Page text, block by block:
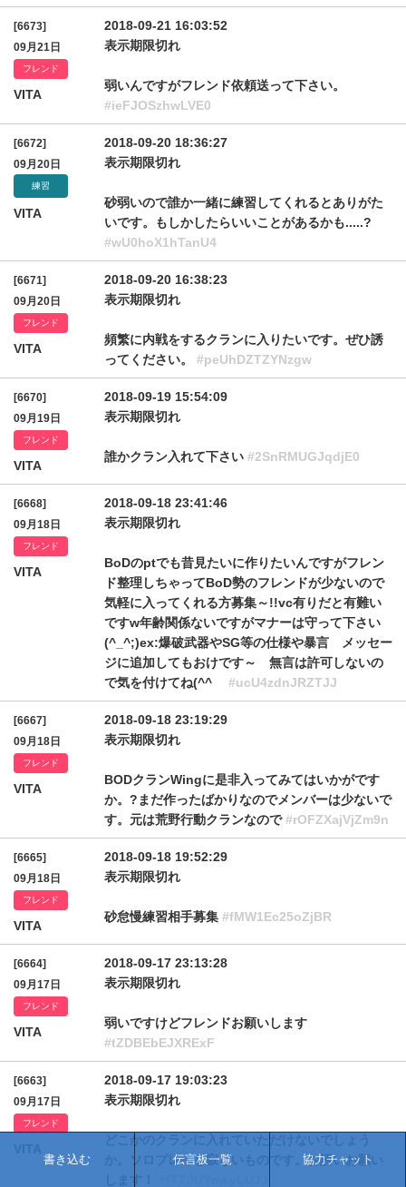
[6673]
09月21日
フレンド
VITA
2018-09-21 16:03:52
表示期限切れ
弱いんですがフレンド依頼送って下さい。
#ieFJOSzhwLVE0
[6672]
09月20日
練習
VITA
2018-09-20 18:36:27
表示期限切れ
砂弱いので誰か一緒に練習してくれるとありがた
いです。もしかしたらいいことがあるかも.....?
#wU0hoX1hTanU4
[6671]
09月20日
フレンド
VITA
2018-09-20 16:38:23
表示期限切れ
頻繁に内戦をするクランに入りたいです。ぜひ誘
ってください。 #peUhDZTZYNzgw
[6670]
09月19日
フレンド
VITA
2018-09-19 15:54:09
表示期限切れ
誰かクラン入れて下さい #2SnRMUGJqdjE0
[6668]
09月18日
フレンド
VITA
2018-09-18 23:41:46
表示期限切れ
BoDのptでも昔見たいに作りたいんですがフレン
ド整理しちゃってBoD勢のフレンドが少ないので
気軽に入ってくれる方募集～!!vc有りだと有難い
ですw年齢関係ないですがマナーは守って下さい
(^_^;)ex:爆破武器やSG等の仕様や暴言 メッセー
ジに追加してもおけです～ 無言は許可しないの
で気を付けてね(^^ゞ #ucU4zdnJRZTJJ
[6667]
09月18日
フレンド
VITA
2018-09-18 23:19:29
表示期限切れ
BODクランWingに是非入ってみてはいかがです
か。?まだ作ったばかりなのでメンバーは少ないで
す。元は荒野行動クランなので#rOFZXajVjZm9n
[6665]
09月18日
フレンド
VITA
2018-09-18 19:52:29
表示期限切れ
砂怠慢練習相手募集 #fMW1Ec25oZjBR
[6664]
09月17日
フレンド
VITA
2018-09-17 23:13:28
表示期限切れ
弱いですけどフレンドお願いします
#tZDBEbEJXRExF
[6663]
09月17日
フレンド
2018-09-17 19:03:23
表示期限切れ
か。ソロプレイも寂しいものです。お誘いお願い
書き込む 伝言板一覧 協力チャット